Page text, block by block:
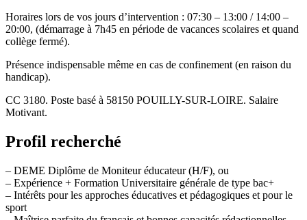
Horaires lors de vos jours d’intervention : 07:30 – 13:00 / 14:00 –
20:00, (démarrage à 7h45 en période de vacances scolaires et quand
collège fermé).
Présence indispensable même en cas de confinement (en raison du
handicap).
CC 3180. Poste basé à 58150 POUILLY-SUR-LOIRE. Salaire
Motivant.
Profil recherché
– DEME Diplôme de Moniteur éducateur (H/F), ou
– Expérience + Formation Universitaire générale de type bac+
– Intérêts pour les approches éducatives et pédagogiques et pour le
sport